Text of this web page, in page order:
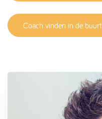
Coach vinden in de buurt